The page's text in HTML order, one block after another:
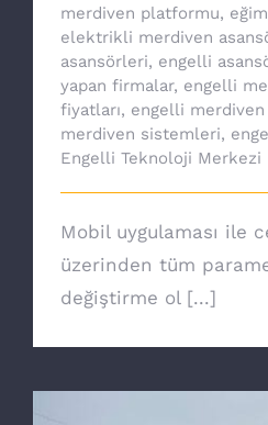
merdiven platformu,
elektrikli merdiven
asansörleri, engelli
yapan firmalar, engelli
fiyatları, engelli
merdiven sistemleri,
Engelli Teknoloji Merkezi
Mobil uygulaması ile
üzerinden tüm
değiştirme ol [...]